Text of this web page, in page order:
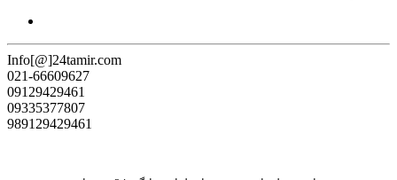
Info[@]24tamir.com
021-66609627
09129429461
09335377807
989129429461